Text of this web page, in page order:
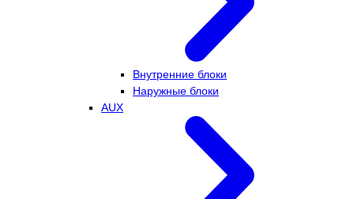
Внутренние блоки
Наружные блоки
AUX